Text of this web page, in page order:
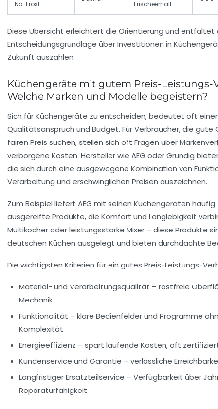
No-Frost
Frischeerhalt
Diese Übersicht erleichtert die Orientierung und entfaltet
Entscheidungsgrundlage über Investitionen in
Zukunft auszahlen.
Küchengeräte mit gutem Preis-Leistungs-
Welche Marken und Modelle begeistern?
Sich für Küchengeräte zu entscheiden, bedeutet oft
Qualitätsanspruch und Budget. Für Verbraucher, die gute
fairen Preis suchen, stellen sich oft Fragen über
verborgene Kosten. Hersteller wie AEG oderGrundig
die sich durch eine ausgewogene Kombination von
Verarbeitung und erschwinglichen Preisen auszeichnen.
Zum Beispiel liefert AEG mit seinen Küchengeräten
ausgereifte Produkte, die Komfort und Langlebigkeit
Multikocher oder leistungsstarke Mixer – diese Produkte
deutschen Küchen ausgelegt und bieten durchdachte
Die wichtigsten Kriterien für ein gutes Preis-Leistungs-
Material- und Verarbeitungsqualität – rostfreie
Mechanik
Funktionalität – klare Bedienfelder und Programme
Komplexität
Energieeffizienz – spart laufende Kosten, oft
Kundenservice und Garantie – verlässliche
Langfristiger Ersatzteilservice – Verfügbarkeit über
Reparaturfähigkeit